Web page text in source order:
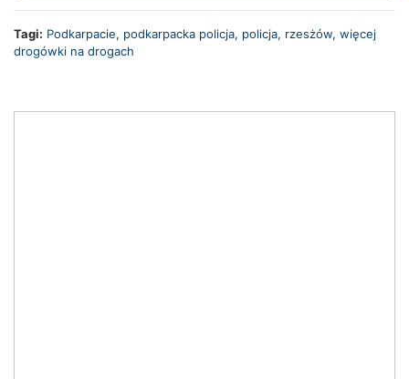
Tagi: Podkarpacie, podkarpacka policja, policja, rzesżów, więcej
drogówki na drogach